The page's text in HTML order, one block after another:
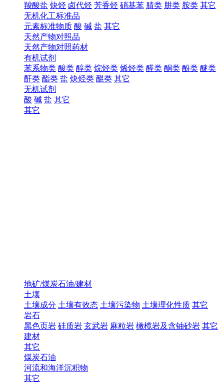
羧酸盐 炔烃 卤代烃 芳香烃 硝基苯 腈类 肼类 胺类 其它
无机化工标准品
元素标准物质 酸 碱 盐 其它
天然产物对照品
天然产物对照药材
有机试剂
苯系物类 酸类 醇类 烷烃类 烯烃类 醛类 酮类 酚类 醚类
酐类 酯类 盐 炔烃类 醌类 其它
无机试剂
酸 碱 盐 其它
其它
地矿/煤炭石油/建材
土壤
土壤成分 土壤有效态 土壤污染物 土壤理化性质 其它
岩石
黑色页岩 硅质岩 玄武岩 麻粒岩 橄榄岩及含铀砂岩 其它
建材
其它
煤炭石油
河流和海洋沉积物
其它